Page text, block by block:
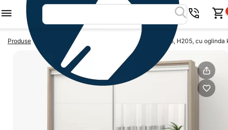
Produse > Dulap dormitor PRIMAVERA 185, H205, cu